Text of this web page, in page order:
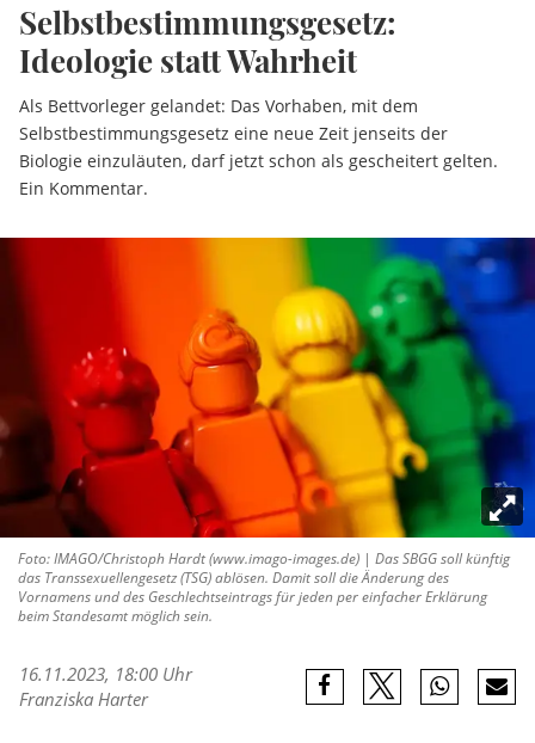
Selbstbestimmungsgesetz:
Ideologie statt Wahrheit
Als Bettvorleger gelandet: Das Vorhaben, mit dem
Selbstbestimmungsgesetz eine neue Zeit jenseits der
Biologie einzuläuten, darf jetzt schon als gescheitert gelten.
Ein Kommentar.
Foto: IMAGO/Christoph Hardt (www.imago-images.de) | Das SBGG soll künftig
das Transsexuellengesetz (TSG) ablösen. Damit soll die Änderung des
Vornamens und des Geschlechtseintrags für jeden per einfacher Erklärung
beim Standesamt möglich sein.
16.11.2023, 18:00 Uhr
Franziska Harter